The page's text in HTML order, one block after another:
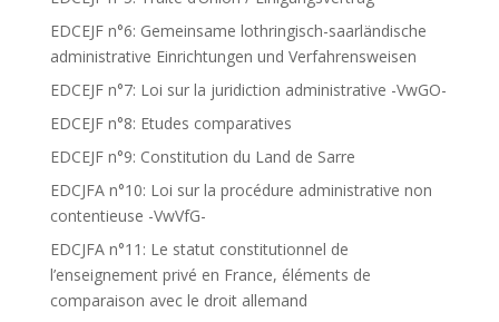
EDCEJF n°6: Gemeinsame lothringisch-saarländische
administrative Einrichtungen und Verfahrensweisen
EDCEJF n°7: Loi sur la juridiction administrative -VwGO-
EDCEJF n°8: Etudes comparatives
EDCEJF n°9: Constitution du Land de Sarre
EDCJFA n°10: Loi sur la procédure administrative non
contentieuse -VwVfG-
EDCJFA n°11: Le statut constitutionnel de
l’enseignement privé en France, éléments de
comparaison avec le droit allemand